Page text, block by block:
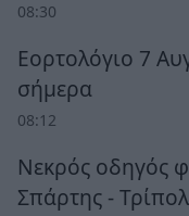
08:30
Εορτολόγιο 7
σήμερα
08:12
Νεκρός οδηγός
Σπάρτης -